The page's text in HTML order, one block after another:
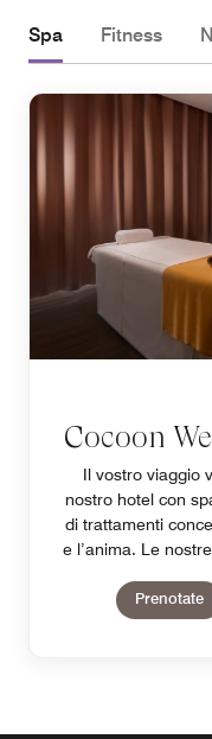
Spa Fitness
Cocoon
Il vostro viaggio
nostro hotel con
di trattamenti
e l’anima. Le
per il viso,Prenotate